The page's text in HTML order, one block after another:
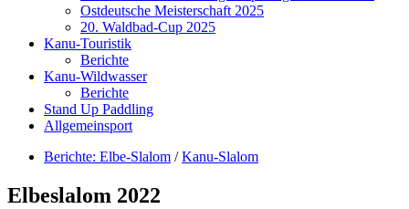
Ostdeutsche Meisterschaft 2025
20. Waldbad-Cup 2025
Kanu-Touristik
Berichte
Kanu-Wildwasser
Berichte
Stand Up Paddling
Allgemeinsport
Berichte: Elbe-Slalom / Kanu-Slalom
Elbeslalom 2022